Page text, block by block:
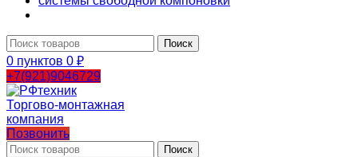
Поиск
0 пунктов 0 ₽
+7(921)9046729
Позвонить
Поиск